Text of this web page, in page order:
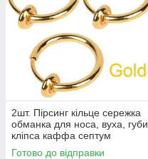
2шт. Пірсинг кільце сережка
обманка для носа, вуха, губи
кліпса каффа септум
(золото)
Готово до відправки